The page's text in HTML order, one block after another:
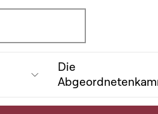
Die